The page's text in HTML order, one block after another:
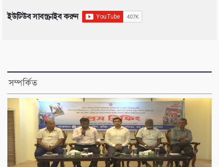
ইউটিউব সাবস্ক্রাইব করুন
সম্পর্কিত